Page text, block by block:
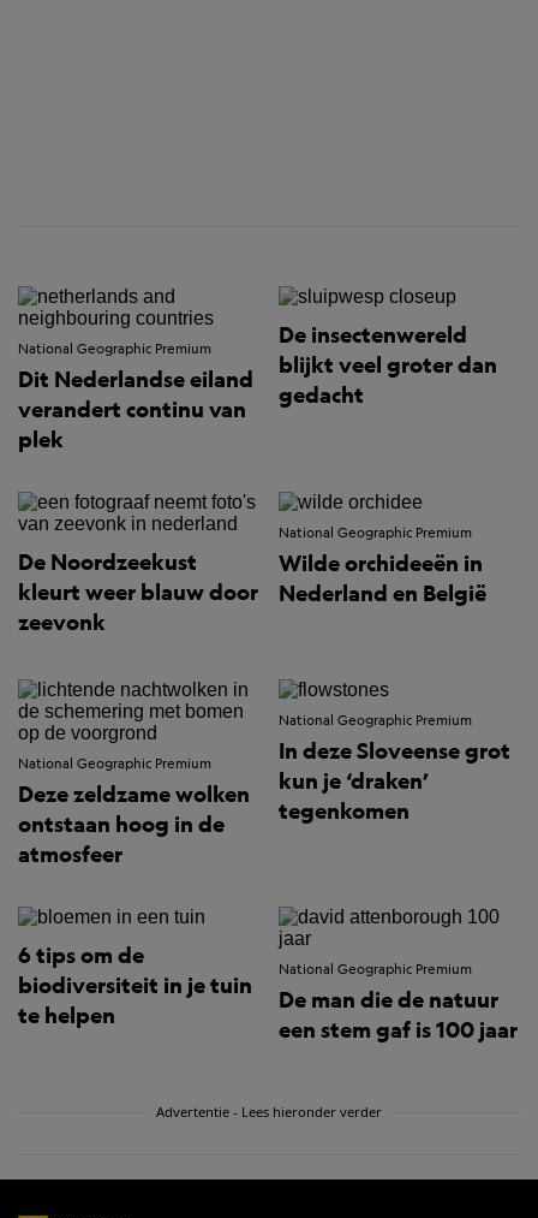
National Geographic Premium
Dit Nederlandse eiland
verandert continu van
plek
De insectenwereld
blijkt veel groter dan
gedacht
De Noordzeekust
kleurt weer blauw door
zeevonk
National Geographic Premium
Wilde orchideeën in
Nederland en België
National Geographic Premium
Deze zeldzame wolken
ontstaan hoog in de
atmosfeer
National Geographic Premium
In deze Sloveense grot
kun je ‘draken’
tegenkomen
6 tips om de
biodiversiteit in je tuin
te helpen
National Geographic Premium
De man die de natuur
een stem gaf is 100 jaar
Advertentie - Lees hieronder verder